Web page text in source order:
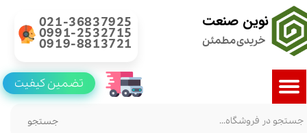
نوین صنعت
خریدی مطمئن
021-36837925
0991-2532715
0919-8813721
جستجو
تضمین کیفیت